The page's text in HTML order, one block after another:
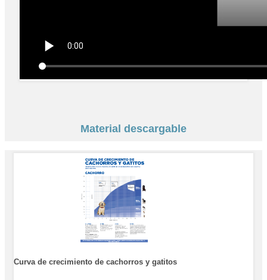
Material descargable
Curva de crecimiento de cachorros y gatitos